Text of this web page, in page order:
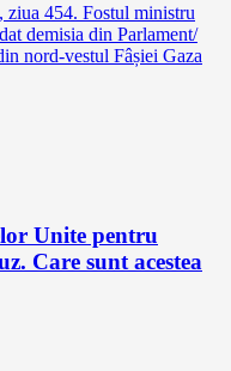
454. Fostul ministru
demisia din Parlament/
nord-vestul Fâșiei Gaza
Unite pentru
Care sunt acestea